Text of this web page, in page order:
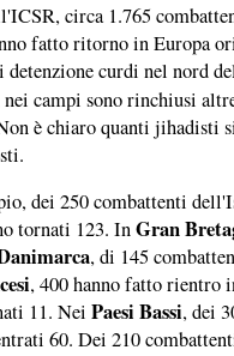
circa 1.765
fatto ritorno in Europa
detenzione curdi nel nord
nei campi sono rinchiusi
è chiaro quanti jihadisti
dei 250 combattenti
tornati 123. InGran
, di 145
, 400 hanno fatto rientro
11. Nei Paesi Bassi, dei
60. Dei 210